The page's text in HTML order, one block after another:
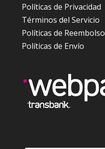
Políticas de Privacidad
Términos del Servicio
Políticas de Reembolso
Políticas de Envío